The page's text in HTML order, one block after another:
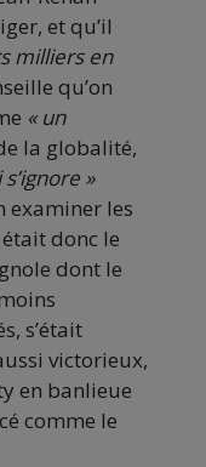
et qu’il
milliers en
qu’on
« un
la globalité,
s’ignore »
examiner les
donc le
dont le
s’était
victorieux,
en banlieue
comme le